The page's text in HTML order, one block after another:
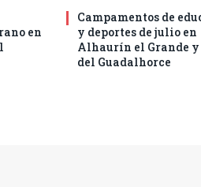
en
Campamentos de
y deportes de julio en
Alhaurín el Grande
del Guadalhorce